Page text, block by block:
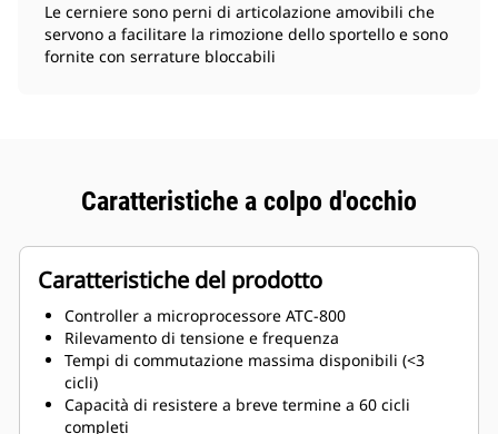
Le cerniere sono perni di articolazione amovibili che
servono a facilitare la rimozione dello sportello e sono
fornite con serrature bloccabili
Caratteristiche a colpo d'occhio
Caratteristiche del prodotto
Controller a microprocessore ATC-800
Rilevamento di tensione e frequenza
Tempi di commutazione massima disponibili (<3
cicli)
Capacità di resistere a breve termine a 60 cicli
completi